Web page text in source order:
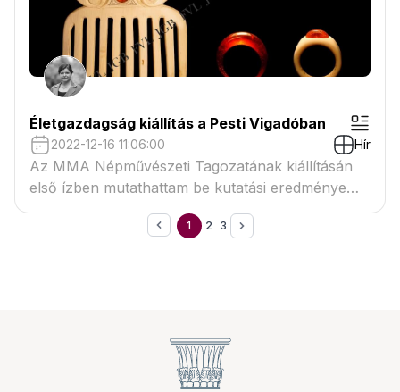
Életgazdagság kiállítás a Pesti Vigadóban
2022-12-16 11:06:00 Hír
Az MMA Népművészeti Tagozatának kiállításán
első ízben mutathattam be kutatási eredményem
jelentős lépését a tojás ékkő ékszereket.
1 2 3